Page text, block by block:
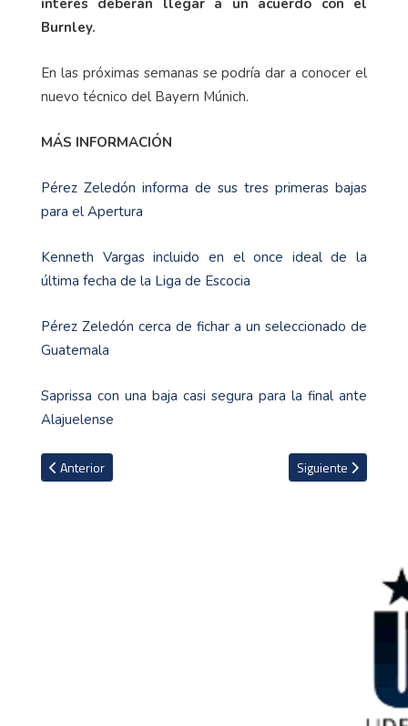
interés deberán llegar a un acuerdo con el
Burnley.
En las próximas semanas se podría dar a conocer el
nuevo técnico del Bayern Múnich.
MÁS INFORMACIÓN
Pérez Zeledón informa de sus tres primeras bajas
para el Apertura
Kenneth Vargas incluido en el once ideal de la
última fecha de la Liga de Escocia
Pérez Zeledón cerca de fichar a un seleccionado de
Guatemala
Saprissa con una baja casi segura para la final ante
Alajuelense
Artículo anterior: Mauricio Pochettino deja el Chelsea
Anterior Artículo siguiente:
Siguiente